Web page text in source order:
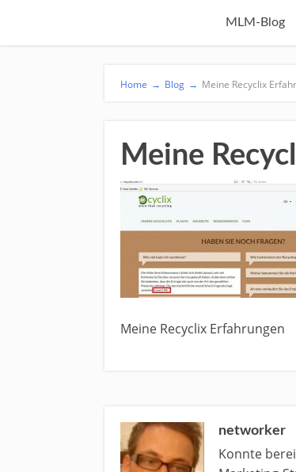
MLM-Blog
Home → Blog → Meine Recyclix
Meine
Meine Recyclix Erfahrungen
networker
Konnte